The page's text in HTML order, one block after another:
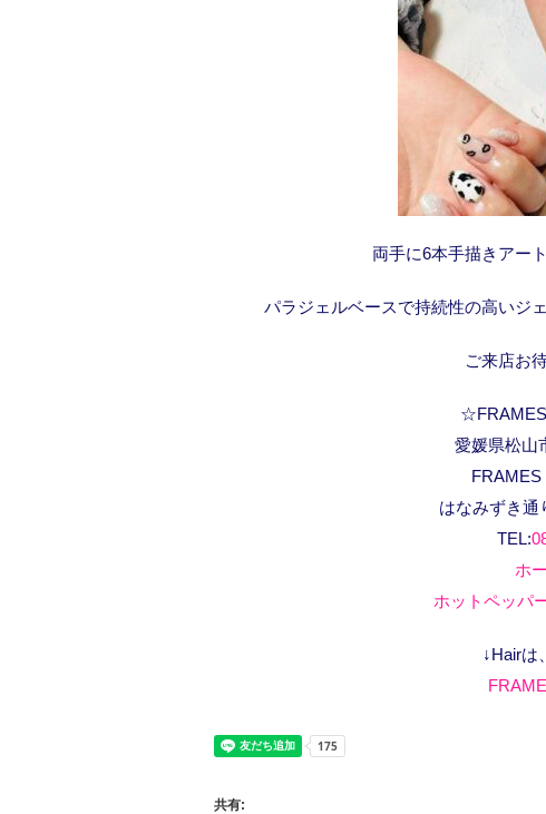
両手に6本手描きアー
パラジェルベースで持続性の高いジ
ご来店お
愛媛県松山
FRAMES
はなみずき通
TEL:
ホ
ホットペッパ
↓Hairは
共有: